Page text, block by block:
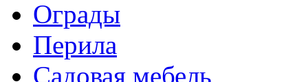
Ограды
Перила
Садовая мебель